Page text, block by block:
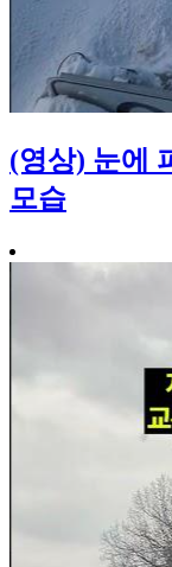
(영상) 눈에
모습